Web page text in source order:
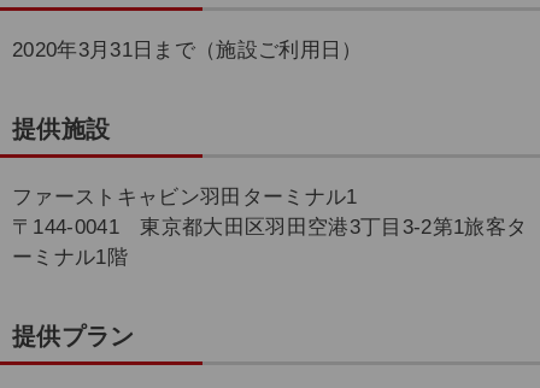
2020年3月31日まで（施設ご利用日）
提供施設
ファーストキャビン羽田ターミナル1
〒144-0041 東京都大田区羽田空港3丁目3-2第1旅客タ
ーミナル1階
提供プラン